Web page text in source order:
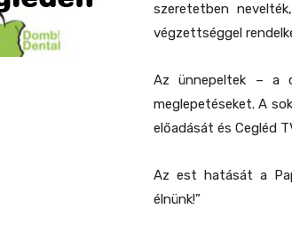
szeretetben
végzettséggel
Az ünnepeltek – a
meglepetéseket. A
előadását és Cegléd
Az est hatását a
élnünk!”